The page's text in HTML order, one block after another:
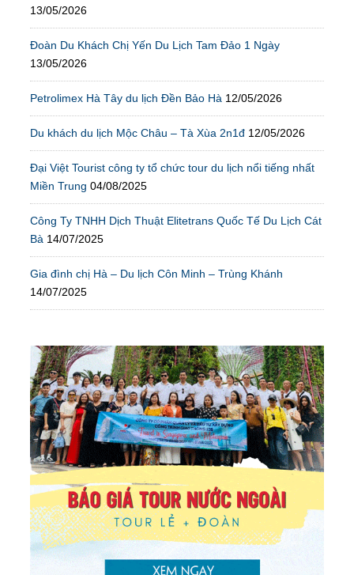
13/05/2026
Đoàn Du Khách Chị Yến Du Lịch Tam Đảo 1 Ngày
13/05/2026
Petrolimex Hà Tây du lịch Đền Bảo Hà 12/05/2026
Du khách du lịch Mộc Châu – Tà Xùa 2n1đ 12/05/2026
Đại Việt Tourist công ty tổ chức tour du lịch nổi tiếng nhất
Miền Trung 04/08/2025
Công Ty TNHH Dịch Thuật Elitetrans Quốc Tế Du Lịch Cát
Bà 14/07/2025
Gia đình chị Hà – Du lịch Côn Minh – Trùng Khánh
14/07/2025